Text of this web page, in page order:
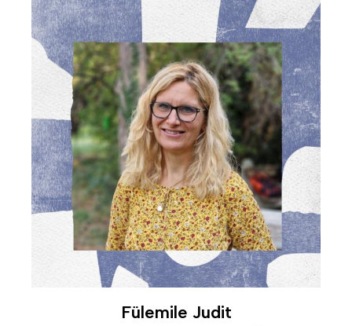
Kép
Fülemile Judit